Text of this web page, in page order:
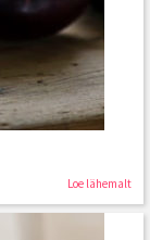
Loe lähemalt